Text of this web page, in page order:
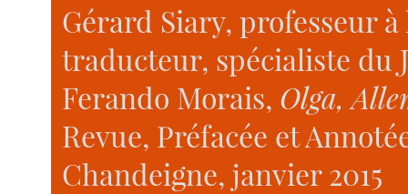
Gérard Siary, professeur
traducteur, spécialiste du
Ferando Morais, Olga,
Revue, Préfacée et
Chandeigne, janvier 2015